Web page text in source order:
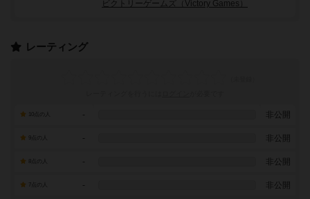
ビクトリーゲームズ（Victory Games）
レーティング
- 非公開
- 非公開
- 非公開
7点の人 - 非公開